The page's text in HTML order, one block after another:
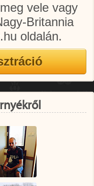
vele vagy
Britannia
oldalán.